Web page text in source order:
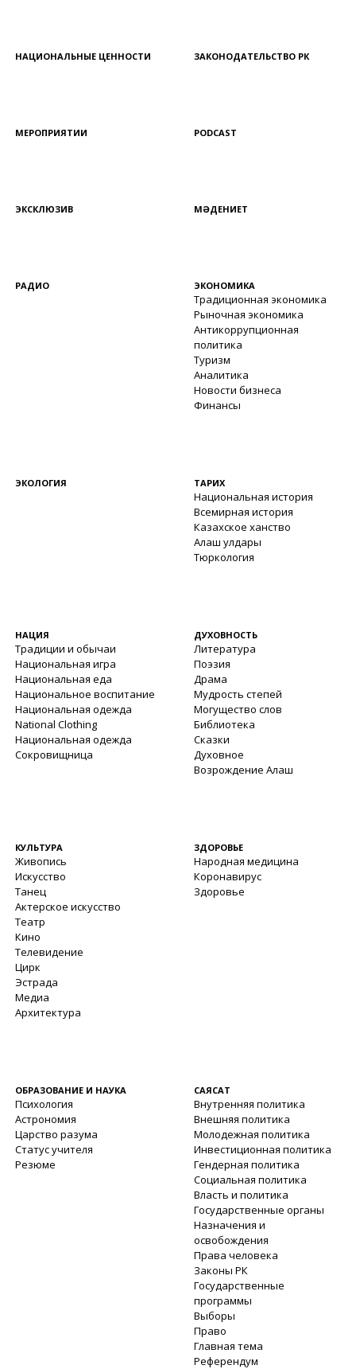
НАЦИОНАЛЬНЫЕ ЦЕННОСТИ ЗАКОНОДАТЕЛЬСТВО РК
МЕРОПРИЯТИИ PODCAST
ЭКСКЛЮЗИВ МӘДЕНИЕТ
РАДИО ЭКОНОМИКА
Традиционная экономика
Рыночная экономика
Антикоррупционная
политика
Туризм
Аналитика
Новости бизнеса
Финансы
ЭКОЛОГИЯ ТАРИХ
Национальная история
Всемирная история
Казахское ханство
Алаш улдары
Тюркология
НАЦИЯ
Традиции и обычаи
Национальная игра
Национальная еда
Национальное воспитание
Национальная одежда
National Clothing
Национальная одежда
Сокровищница
ДУХОВНОСТЬ
Литература
Поэзия
Драма
Мудрость степей
Могущество слов
Библиотека
Сказки
Духовное
Возрождение Алаш
КУЛЬТУРА
Живопись
Искусство
Танец
Актерское искусство
Театр
Кино
Телевидение
Цирк
Эстрада
Медиа
Архитектура
ЗДОРОВЬЕ
Народная медицина
Коронавирус
Здоровье
ОБРАЗОВАНИЕ И НАУКА
Психология
Астрономия
Царство разума
Статус учителя
Резюме
САЯСАТ
Внутренняя политика
Внешняя политика
Молодежная политика
Инвестиционная политика
Гендерная политика
Социальная политика
Власть и политика
Государственные органы
Назначения и
освобождения
Права человека
Законы РК
Государственные
программы
Выборы
Право
Главная тема
Референдум